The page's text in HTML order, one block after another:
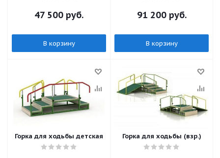
47 500 руб.
В корзину
91 200руб.
В корзину
Горка для ходьбы детская Горка для ходьбы (взр.)